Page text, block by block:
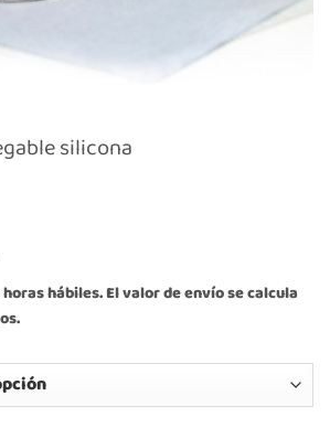
silicona
hábiles. El valor de envío se calcula